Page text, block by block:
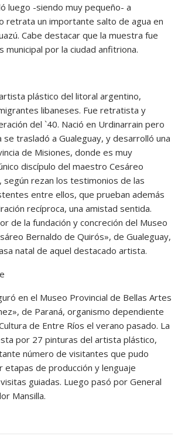
luego -siendo muy pequeño- a
retrata un importante salto de agua en
Cabe destacar que la muestra fue
municipal por la ciudad anfitriona.
plástico del litoral argentino,
libaneses. Fue retratista y
del `40. Nació en Urdinarrain pero
se trasladó a Gualeguay, y desarrolló una
de Misiones, donde es muy
discípulo del maestro Cesáreo
según rezan los testimonios de las
entre ellos, que prueban además
recíproca, una amistad sentida.
de la fundación y concreción del Museo
Bernaldo de Quirós», de Gualeguay,
natal de aquel destacado artista.
en el Museo Provincial de Bellas Artes
de Paraná, organismo dependiente
de Entre Ríos el verano pasado. La
por 27 pinturas del artista plástico,
número de visitantes que pudo
etapas de producción y lenguaje
guiadas. Luego pasó por General
Mansilla.